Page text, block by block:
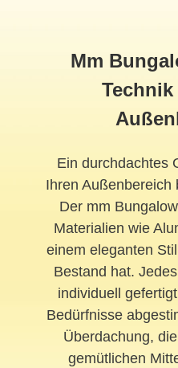
Mm
Ein durchdachtes
Ihren Außenbereich
Der mm
Materialien wie
einem eleganten
Bestand hat.
individuell
Bedürfnisse
Überdachung,
gemütlichen